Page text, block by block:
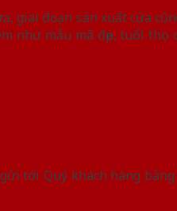
giai đoạn sản xuất cửa
như mẫu mã đẹp, tuổi thọ
tới Quý khách hàng